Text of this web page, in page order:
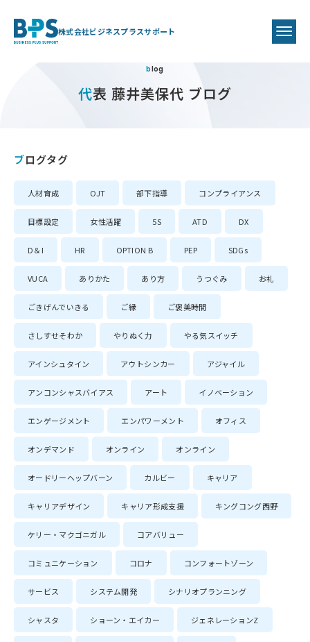
株式会社ビジネスプラスサポート
blog
代表 藤井美保代 ブログ
ブログタグ
人材育成 OJT 部下指導 コンプライアンス
目標設定 女性活躍 5S ATD DX
D＆I HR OPTION B PEP SDGs
VUCA ありかた あり方 うつぐみ お礼
ごきげんでいきる ご縁 ご褒美時間
さしすせそわか やりぬく力 やる気スイッチ
アインシュタイン アウトシンカー アジャイル
アンコンシャスバイアス アート イノベーション
エンゲージメント エンパワーメント オフィス
オンデマンド オンライン オンライン
オードリーヘップバーン カルビー キャリア
キャリアデザイン キャリア形成支援 キングコング西野
ケリー・マクゴニガル コアバリュー
コミュニケーション コロナ コンフォートゾーン
サービス システム開発 シナリオプランニング
シャスタ ショーン・エイカー ジェネレーションZ